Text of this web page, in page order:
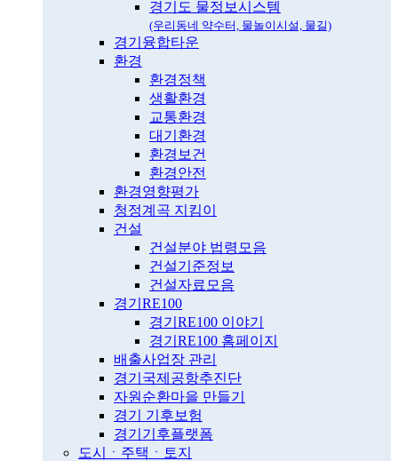
경기도 물정보시스템
(우리동네 약수터, 물놀이시설, 물길)
경기융합타운
환경
환경정책
생활환경
교통환경
대기환경
환경보건
환경안전
환경영향평가
청정계곡 지킴이
건설
건설분야 법령모음
건설기준정보
건설자료모음
경기RE100
경기RE100 이야기
경기RE100 홈페이지
배출사업장 관리
경기국제공항추진단
자원순환마을 만들기
경기 기후보험
경기기후플랫폼
도시ㆍ주택ㆍ토지